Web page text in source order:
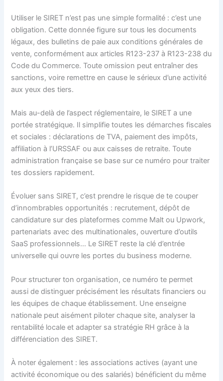
Utiliser le SIRET n’est pas une simple formalité : c’est une
obligation. Cette donnée figure sur tous les documents
légaux, des bulletins de paie aux conditions générales de
vente, conformément aux articles R123-237 à R123-238 du
Code du Commerce. Toute omission peut entraîner des
sanctions, voire remettre en cause le sérieux d’une activité
aux yeux des tiers.
Mais au-delà de l’aspect réglementaire, le SIRET a une
portée stratégique. Il simplifie toutes les démarches fiscales
et sociales : déclarations de TVA, paiement des impôts,
affiliation à l’URSSAF ou aux caisses de retraite. Toute
administration française se base sur ce numéro pour traiter
tes dossiers rapidement.
Évoluer sans SIRET, c’est prendre le risque de te couper
d’innombrables opportunités : recrutement, dépôt de
candidature sur des plateformes comme Malt ou Upwork,
partenariats avec des multinationales, ouverture d’outils
SaaS professionnels… Le SIRET reste la clé d’entrée
universelle qui ouvre les portes du business moderne.
Pour structurer ton organisation, ce numéro te permet
aussi de distinguer précisément les résultats financiers ou
les équipes de chaque établissement. Une enseigne
nationale peut aisément piloter chaque site, analyser la
rentabilité locale et adapter sa stratégie RH grâce à la
différenciation des SIRET.
À noter également : les associations actives (ayant une
activité économique ou des salariés) bénéficient du même